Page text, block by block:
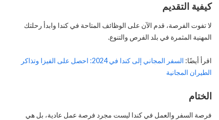
كيفية التقديم
لا تفوت الفرصة، قدم الآن على الوظائف المتاحة في كندا وابدأ رحلتك
المهنية المثمرة في بلد الفرص والتنوع.
اقرأ أيضًا:
السفر المجاني إلى كندا في 2024: احصل على الفيزا وتذاكر
الطيران المجانية
الختام
فرصة السفر والعمل في كندا ليست مجرد فرصة عمل عادية، بل هي